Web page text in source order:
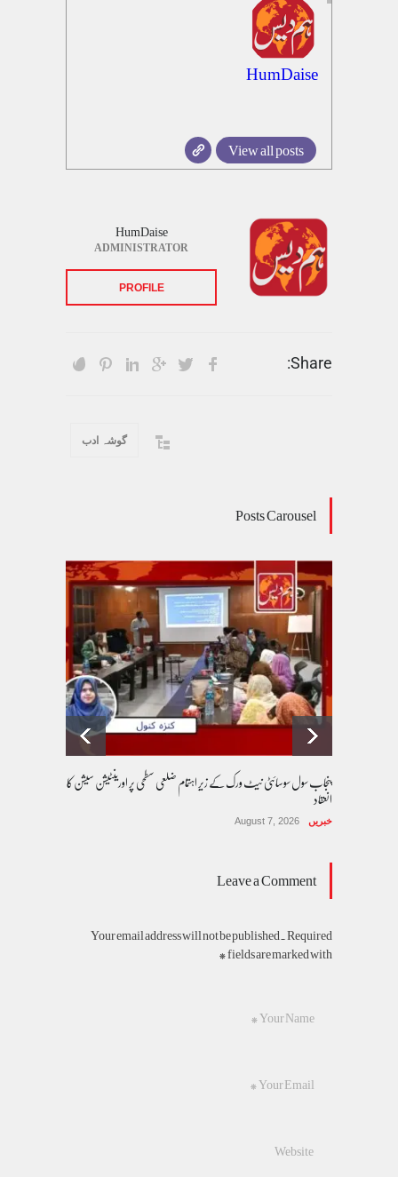
HumDaise
View all posts
HumDaise
ADMINISTRATOR
PROFILE
Share:
گوشہ ادب
Posts Carousel
پنجاب سول سوسائٹی نیٹ ورک کے زیرِ اہتمام ضلعی سطحی پر اورینٹیشن سیشن کا
انعقاد
خبریں August 7, 2026
Leave a Comment
Your email address will not be published. Required
fields are marked with *